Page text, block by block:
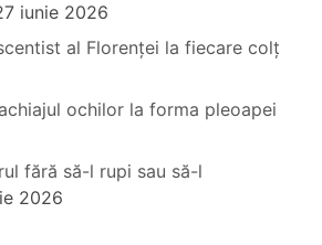
iunie 2026
al Florenței la fiecare colț
ochilor la forma pleoapei
fără să-l rupi sau să-l
2026